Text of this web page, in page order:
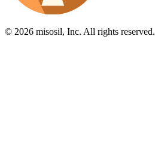
© 2026 misosil, Inc. All rights reserved.